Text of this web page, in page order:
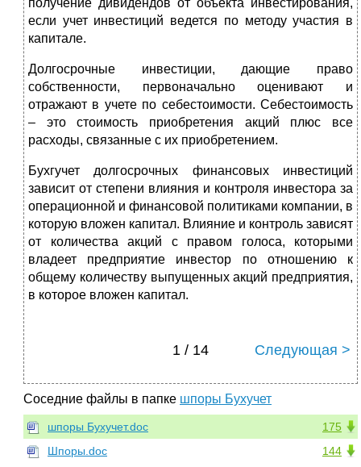
получение дивидендов от объекта инвестирования,
если учет инвестиций ведется по методу участия в
капитале.
Долгосрочные инвестиции, дающие право
собственности, первоначально оценивают и
отражают в учете по себестоимости. Себестоимость
– это стоимость приобретения акций плюс все
расходы, связанные с их приобретением.
Бухгучет долгосрочных финансовых инвестиций
зависит от степени влияния и контроля инвестора за
операционной и финансовой политиками компании, в
которую вложен капитал. Влияние и контроль зависят
от количества акций с правом голоса, которыми
владеет предприятие инвестор по отношению к
общему количеству выпущенных акций предприятия,
в которое вложен капитал.
1 / 14 Следующая >
Соседние файлы в папке шпоры Бухучет
175
шпоры Бухучет.doc
144
Шпоры.doc